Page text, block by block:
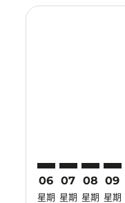
06
星期
07
星期
08
星期
09
星期